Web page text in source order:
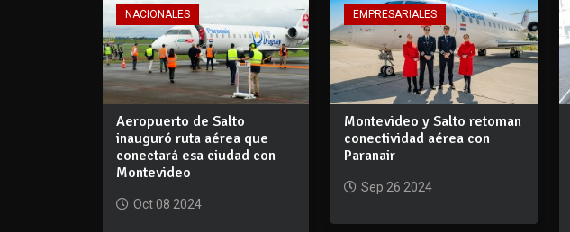
NACIONALES
Aeropuerto de Salto
inauguró ruta aérea que
conectará esa ciudad con
Montevideo
Oct 08 2024
EMPRESARIALES
Montevideo y Salto retoman
conectividad aérea con
Paranair
Sep 26 2024